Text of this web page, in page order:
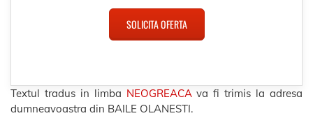
SOLICITA OFERTA
Textul tradus in limba NEOGREACAva fi trimis la adresa
dumneavoastra din BAILE OLANESTI.